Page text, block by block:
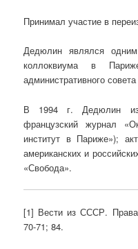
Принимал участие в
Дедюлин являлся одним
коллоквиума в
административного
В 1994 г. Дедюлин
французский журнал
институт в Париже»);
американских и
«Свобода».
[1] Вести из СССР.
70-71; 84.